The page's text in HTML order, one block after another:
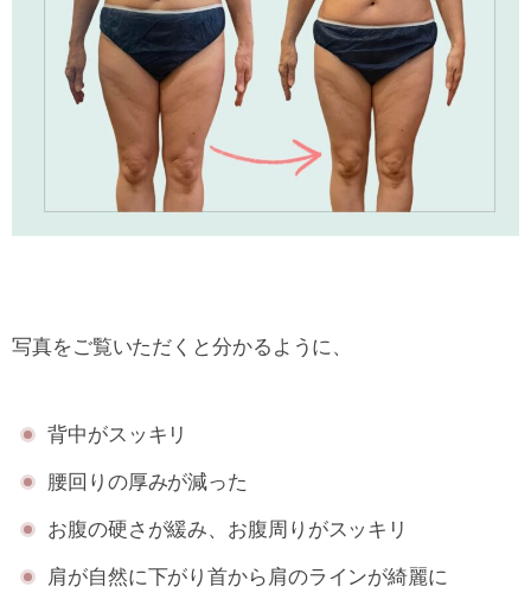
写真をご覧いただくと分かるように、
背中がスッキリ
腰回りの厚みが減った
お腹の硬さが緩み、お腹周りがスッキリ
肩が自然に下がり首から肩のラインが綺麗に